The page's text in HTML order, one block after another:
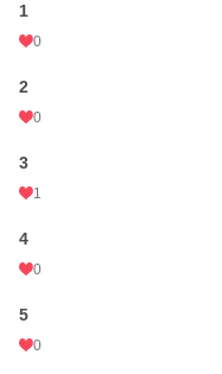
1
0
2
0
3
1
4
0
5
0